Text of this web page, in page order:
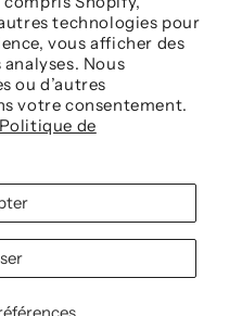
technologies pour
vous afficher des
Nous
ou d’autres
votre consentement.
Politique de
Instagram